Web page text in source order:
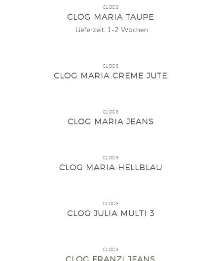
CLOGS
CLOG MARIA TAUPE
Lieferzeit: 1-2 Wochen
CLOGS
CLOG MARIA CREME JUTE
CLOGS
CLOG MARIA JEANS
CLOGS
CLOG MARIA HELLBLAU
CLOGS
CLOG JULIA MULTI 3
CLOGS